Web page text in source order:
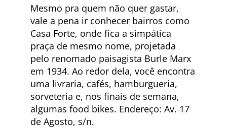
Mesmo pra quem não quer gastar,
vale a pena ir conhecer bairros como
Casa Forte, onde fica a simpática
praça de mesmo nome, projetada
pelo renomado paisagista Burle Marx
em 1934. Ao redor dela, você encontra
uma livraria, cafés, hamburgueria,
sorveteria e, nos finais de semana,
algumas food bikes. Endereço: Av. 17
de Agosto, s/n.